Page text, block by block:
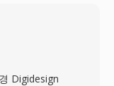
Digidesign